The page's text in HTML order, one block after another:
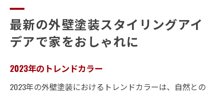
最新の外壁塗装スタイリングアイ
デアで家をおしゃれに
2023年のトレンドカラー
2023年の外壁塗装におけるトレンドカラーは、自然との